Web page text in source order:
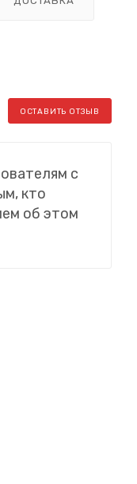
ОСТАВИТЬ ОТЗЫВ
с
кто
об этом